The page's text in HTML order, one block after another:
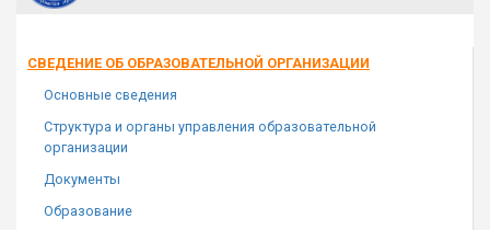
СВЕДЕНИЕ ОБ ОБРАЗОВАТЕЛЬНОЙ ОРГАНИЗАЦИИ
Основные сведения
Структура и органы управления образовательной
организации
Документы
Образование